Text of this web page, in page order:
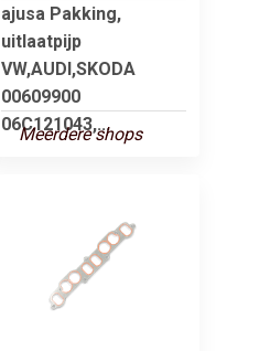
ajusa Pakking,
uitlaatpijp
VW,AUDI,SKODA
00609900
06C121043,...
Meerdere shops